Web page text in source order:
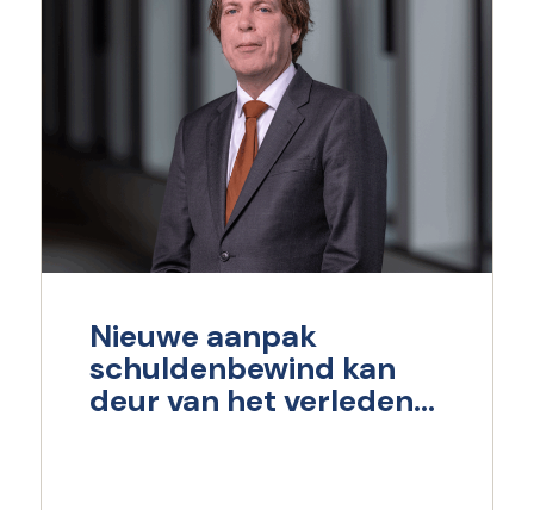
Nieuwe aanpak
schuldenbewind kan
deur van het verleden